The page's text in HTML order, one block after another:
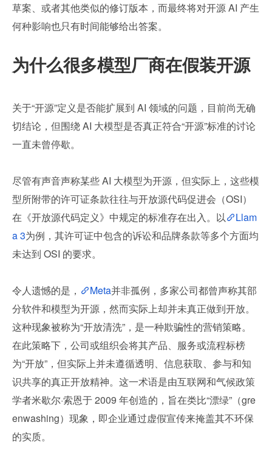
草案、或者其他类似的修订版本，而最终将对开源 AI 产生
何种影响也只有时间能够给出答案。
为什么很多模型厂商在假装开源
关于“开源”定义是否能扩展到 AI 领域的问题，目前尚无确
切结论，但围绕 AI 大模型是否真正符合“开源”标准的讨论
一直未曾停歇。
尽管有声音声称某些 AI 大模型为开源，但实际上，这些模
型所附带的许可证条款往往与开放源代码促进会（OSI）
在《开放源代码定义》中规定的标准存在出入。以
Llam
a 3为例，其许可证中包含的诉讼和品牌条款等多个方面均
未达到 OSI 的要求。
令人遗憾的是， Meta并非孤例，多家公司都曾声称其部
分软件和模型为开源，然而实际上却并未真正做到开放。
这种现象被称为“开放清洗”，是一种欺骗性的营销策略。
在此策略下，公司或组织会将其产品、服务或流程标榜
为“开放”，但实际上并未遵循透明、信息获取、参与和知
识共享的真正开放精神。这一术语是由互联网和气候政策
学者米歇尔·索恩于 2009 年创造的，旨在类比“漂绿”（gre
enwashing）现象，即企业通过虚假宣传来掩盖其不环保
的实质。